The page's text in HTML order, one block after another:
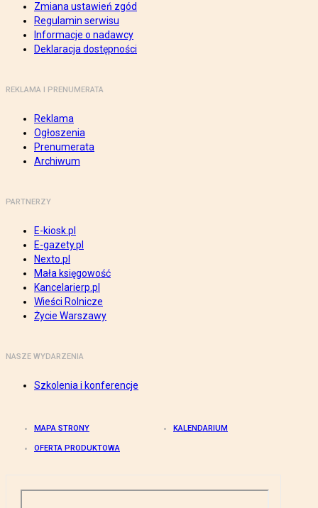
Zmiana ustawień zgód
Regulamin serwisu
Informacje o nadawcy
Deklaracja dostępności
REKLAMA I PRENUMERATA
Reklama
Ogłoszenia
Prenumerata
Archiwum
PARTNERZY
E-kiosk.pl
E-gazety.pl
Nexto.pl
Mała księgowość
Kancelarierp.pl
Wieści Rolnicze
Życie Warszawy
NASZE WYDARZENIA
Szkolenia i konferencje
MAPA STRONY KALENDARIUM
OFERTA PRODUKTOWA